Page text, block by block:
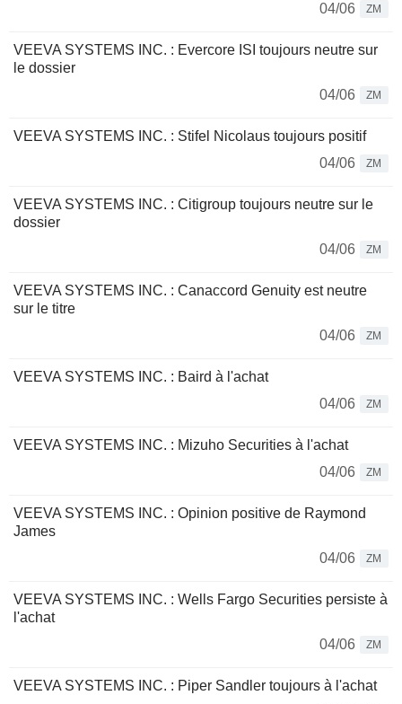
04/06
ZM
VEEVA SYSTEMS INC. : Evercore ISI toujours neutre sur
le dossier
04/06
ZM
VEEVA SYSTEMS INC. : Stifel Nicolaus toujours positif
04/06
ZM
VEEVA SYSTEMS INC. : Citigroup toujours neutre sur le
dossier
04/06
ZM
VEEVA SYSTEMS INC. : Canaccord Genuity est neutre
sur le titre
04/06
ZM
VEEVA SYSTEMS INC. : Baird à l'achat
04/06
ZM
VEEVA SYSTEMS INC. : Mizuho Securities à l'achat
04/06
ZM
VEEVA SYSTEMS INC. : Opinion positive de Raymond
James
04/06
ZM
VEEVA SYSTEMS INC. : Wells Fargo Securities persiste à
l'achat
04/06
ZM
VEEVA SYSTEMS INC. : Piper Sandler toujours à l'achat